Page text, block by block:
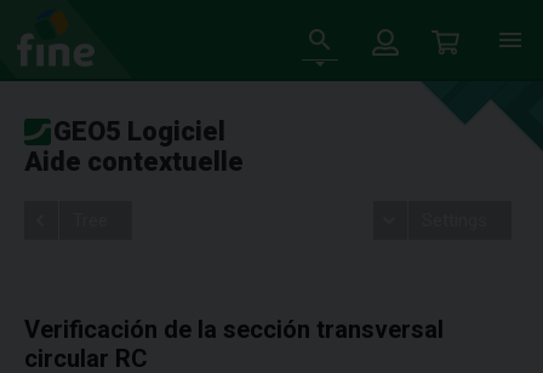
GEO5 Logiciel
Aide contextuelle
Verificación de la sección transversal
circular RC